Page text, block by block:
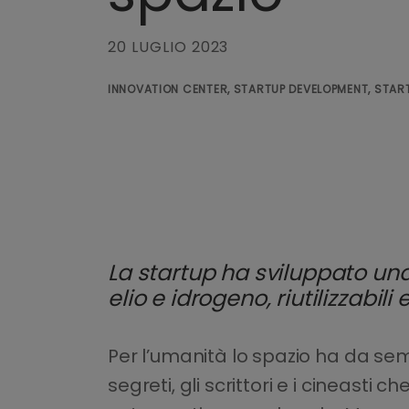
20 LUGLIO 2023
INNOVATION CENTER, STARTUP DEVELOPMENT,
La startup ha sviluppato
elio e idrogeno, riutilizzabili
Per l’umanità lo spazio ha da
segreti, gli scrittori e i cineasti